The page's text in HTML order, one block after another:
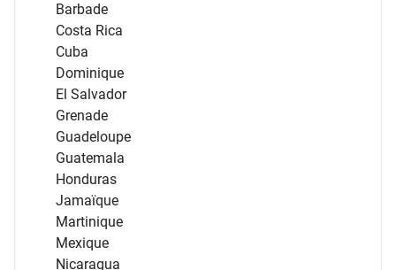
Barbade
Costa Rica
Cuba
Dominique
El Salvador
Grenade
Guadeloupe
Guatemala
Honduras
Jamaïque
Martinique
Mexique
Nicaragua